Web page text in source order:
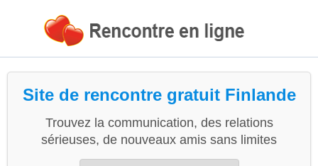
Site de rencontre gratuit Finlande
Trouvez la communication, des relations
sérieuses, de nouveaux amis sans limites